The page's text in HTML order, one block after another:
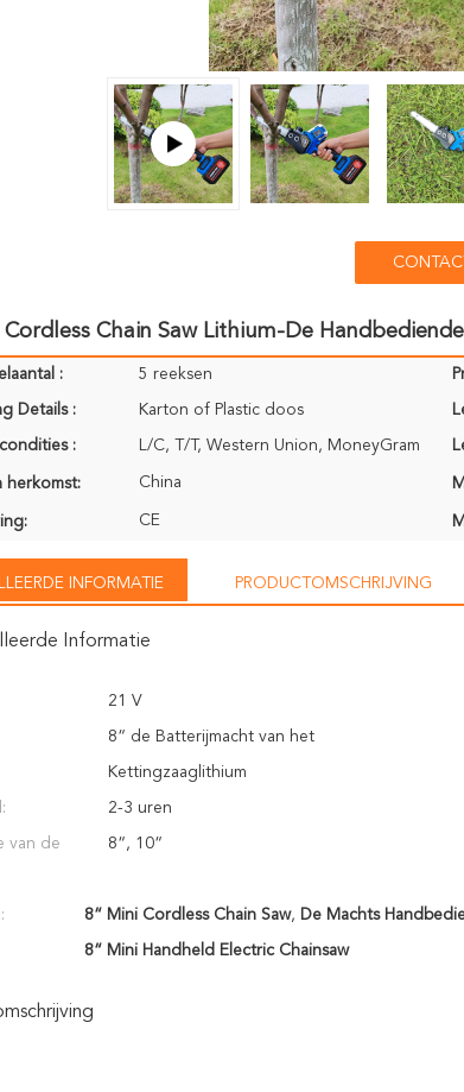
Cordless Chain Saw Lithium-De
: 5 reeksen
Details : Karton of Plastic doos
: L/C, T/T, Western Union, MoneyGram
herkomst: China
CE
INFORMATIE PRODUCTOMSCHRIJVING
Informatie
21 V
8“ de Batterijmacht van het
Kettingzaaglithium
2-3 uren
van de 8“, 10“
8“ Mini Cordless Chain Saw, De Machts
8“ Mini Handheld Electric Chainsaw